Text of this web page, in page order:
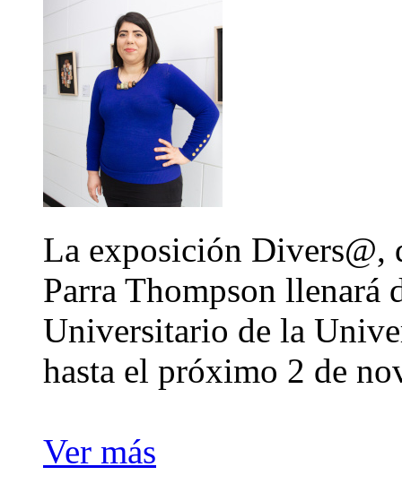
La exposición Divers@,
Parra Thompson llenará
Universitario de la
hasta el próximo 2 de
Ver más